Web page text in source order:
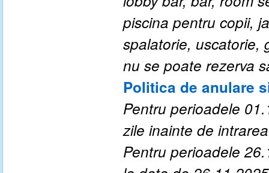
piscina pentru copii,
spalatorie, uscatorie,
nu se poate rezerva
Politica de anulare
Pentru perioadele
zile inainte de
Pentru perioadele